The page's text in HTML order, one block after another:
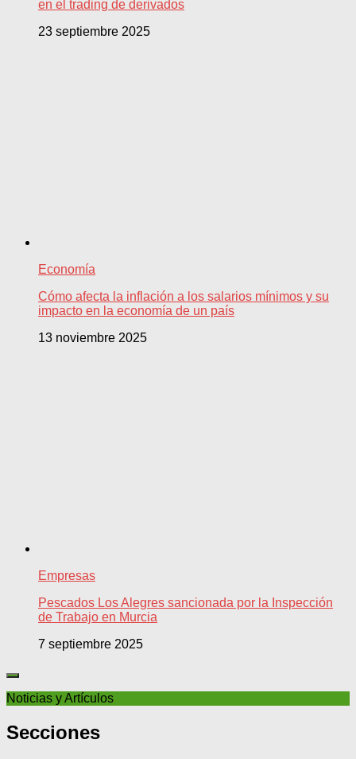
en el trading de derivados
23 septiembre 2025
Economía
Cómo afecta la inflación a los salarios mínimos y su
impacto en la economía de un país
13 noviembre 2025
Empresas
Pescados Los Alegres sancionada por la Inspección
de Trabajo en Murcia
7 septiembre 2025
Noticias y Artículos
Secciones